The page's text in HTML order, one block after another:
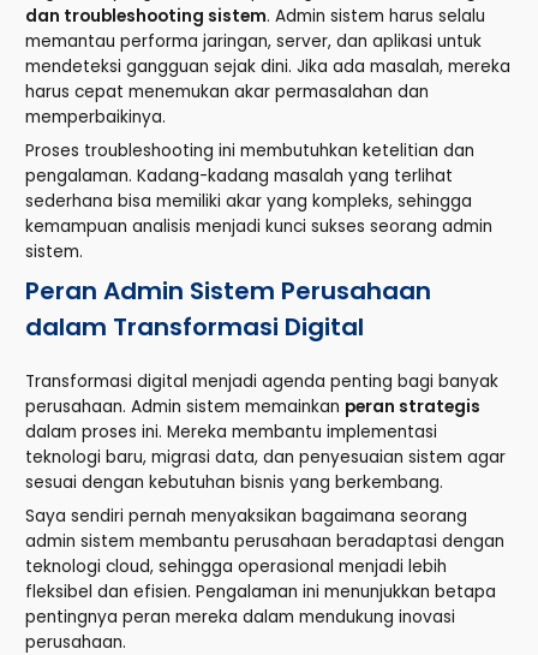
dan troubleshooting sistem. Admin sistem harus selalu
memantau performa jaringan, server, dan aplikasi untuk
mendeteksi gangguan sejak dini. Jika ada masalah, mereka
harus cepat menemukan akar permasalahan dan
memperbaikinya.
Proses troubleshooting ini membutuhkan ketelitian dan
pengalaman. Kadang-kadang masalah yang terlihat
sederhana bisa memiliki akar yang kompleks, sehingga
kemampuan analisis menjadi kunci sukses seorang admin
sistem.
Peran Admin Sistem Perusahaan
dalam Transformasi Digital
Transformasi digital menjadi agenda penting bagi banyak
perusahaan. Admin sistem memainkan peran strategis
dalam proses ini. Mereka membantu implementasi
teknologi baru, migrasi data, dan penyesuaian sistem agar
sesuai dengan kebutuhan bisnis yang berkembang.
Saya sendiri pernah menyaksikan bagaimana seorang
admin sistem membantu perusahaan beradaptasi dengan
teknologi cloud, sehingga operasional menjadi lebih
fleksibel dan efisien. Pengalaman ini menunjukkan betapa
pentingnya peran mereka dalam mendukung inovasi
perusahaan.